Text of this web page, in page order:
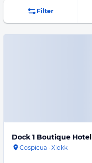
Filter
Dock 1 Boutique Hotel
Cospicua · Xlokk